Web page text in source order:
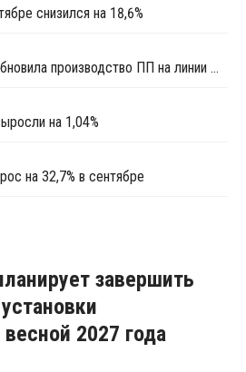
снизился на 18,6%
Sinopec Guangzhou возобновила производство ПП на линии №4 в Китае после ремонта
на 1,04%
на 32,7% в сентябре
завершить
2027 года